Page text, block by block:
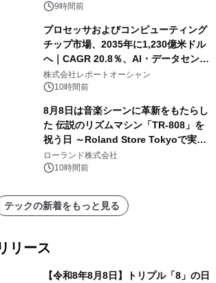
9時間前
プロセッサおよびコンピューティング
チップ市場、2035年に1,230億米ドル
へ｜CAGR 20.8％、AI・データセンタ
ー需要が成長を牽引
株式会社レポートオーシャン
10時間前
8月8日は音楽シーンに革新をもたらし
た 伝説のリズムマシン「TR-808」を
祝う日 ～Roland Store Tokyoで実機
を展示しての 記念キャンペーンを開
催 英国ラジオ「NTS」の 特別プログ
アーティストを フィーチャーしたアニ
メーションを公開～
ローランド株式会社
10時間前
テックの新着をもっと見る
リース
【令和8年8月8日】トリプル「8」の日